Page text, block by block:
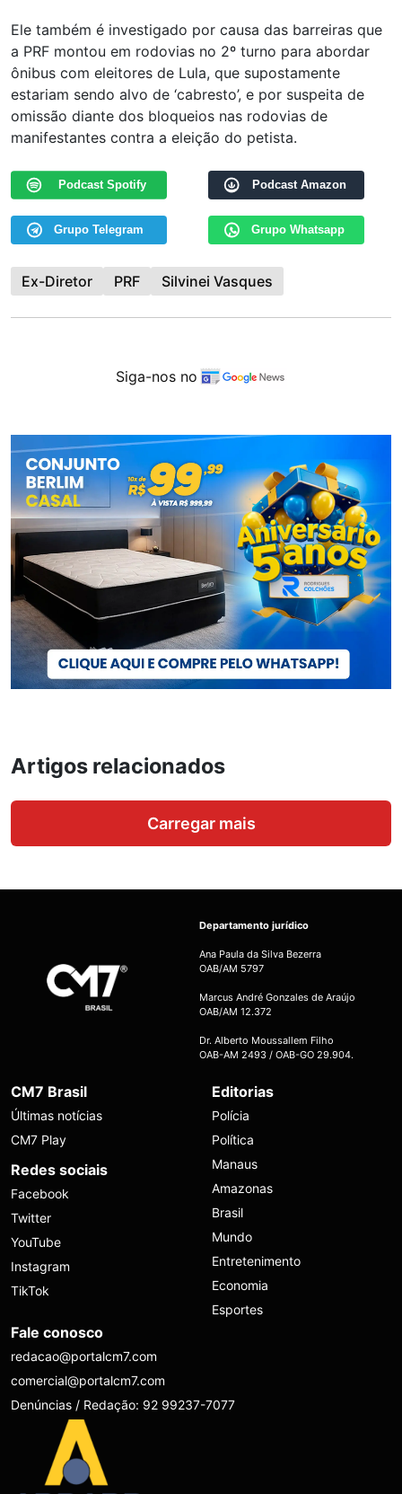
Ele também é investigado por causa das barreiras que
a PRF montou em rodovias no 2º turno para abordar
ônibus com eleitores de Lula, que supostamente
estariam sendo alvo de ‘cabresto’, e por suspeita de
omissão diante dos bloqueios nas rodovias de
manifestantes contra a eleição do petista.
Podcast Spotify Podcast Amazon
Grupo Telegram Grupo Whatsapp
Ex-Diretor PRF Silvinei Vasques
Siga-nos no
Artigos relacionados
Carregar mais
Departamento jurídico
Ana Paula da Silva Bezerra
OAB/AM 5797
Marcus André Gonzales de Araújo
OAB/AM 12.372
Dr. Alberto Moussallem Filho
OAB-AM 2493 / OAB-GO 29.904.
CM7 Brasil
Últimas notícias
CM7 Play
Redes sociais
Facebook
Twitter
YouTube
Instagram
TikTok
Editorias
Polícia
Política
Manaus
Amazonas
Brasil
Mundo
Entretenimento
Economia
Esportes
Fale conosco
redacao@portalcm7.com
comercial@portalcm7.com
Denúncias / Redação: 92 99237-7077